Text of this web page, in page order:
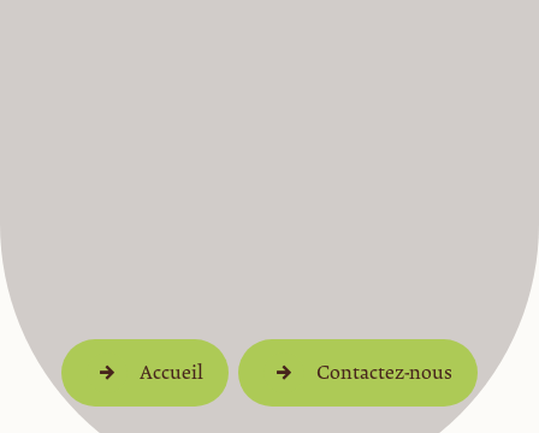
Accueil Contactez-nous